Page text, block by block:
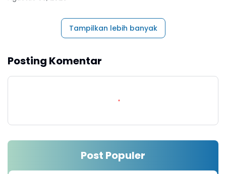
Tampilkan lebih banyak
Posting Komentar
Post Populer